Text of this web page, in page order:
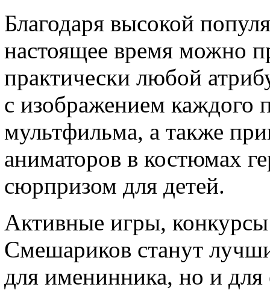
Благодаря высокой
настоящее время можно
практически любой
с изображением каждого
мультфильма, а также
аниматоров в костюмах
сюрпризом для детей.
Активные игры,
Смешариков станут
для именинника, но и